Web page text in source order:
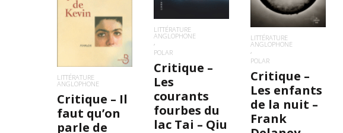
LITTÉRATURE
ANGLOPHONE
POLAR
Critique –
Les
courants
fourbes du
lac Tai – Qiu
LITTÉRATURE
ANGLOPHONE
POLAR
Critique –
Les enfants
de la nuit –
Frank
LIRE LA SUITE
LITTÉRATURE
ANGLOPHONE
Critique – Il
faut qu’on
parle de